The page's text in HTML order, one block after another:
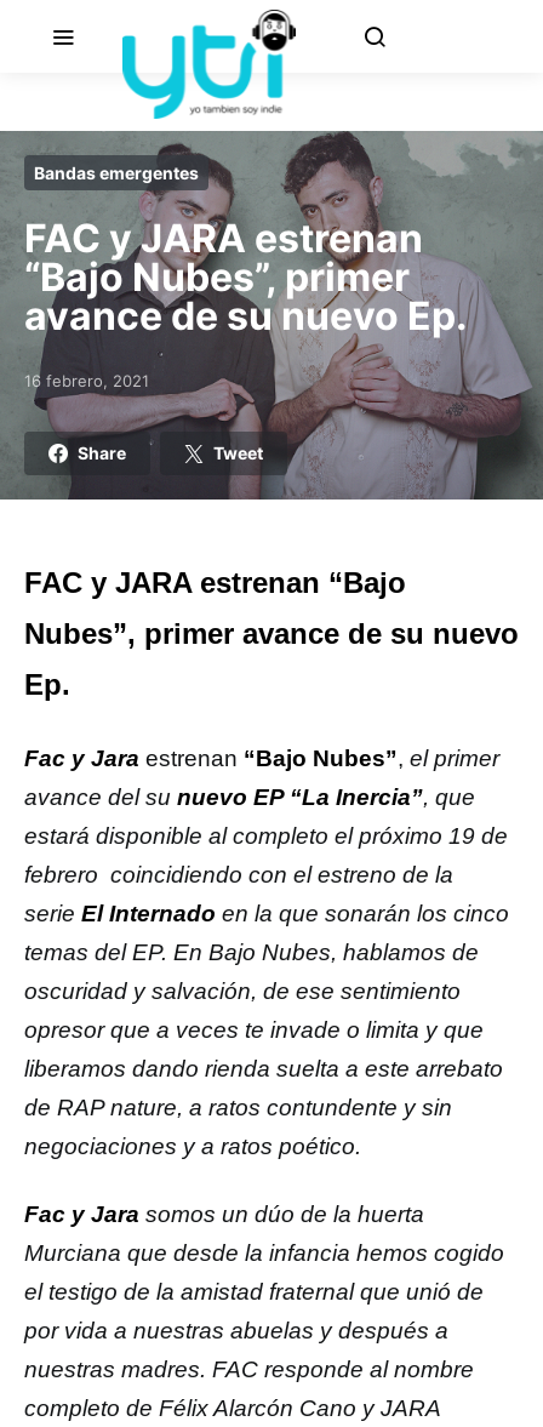
Bandas emergentes
FAC y JARA estrenan
“Bajo Nubes”, primer
avance de su nuevo Ep.
Posted on
16 febrero, 2021
Share Tweet
FAC y JARA estrenan “Bajo
Nubes”, primer avance de su nuevo
Ep.
Fac y Jara estrenan “Bajo Nubes”, el primer
avance del su nuevo EP “La Inercia”, que
estará disponible al completo el próximo 19 de
febrero coincidiendo con el estreno de la
serie El Internado en la que sonarán los cinco
temas del EP. En Bajo Nubes, hablamos de
oscuridad y salvación, de ese sentimiento
opresor que a veces te invade o limita y que
liberamos dando rienda suelta a este arrebato
de RAP nature, a ratos contundente y sin
negociaciones y a ratos poético.
Fac y Jara somos un dúo de la huerta
Murciana que desde la infancia hemos cogido
el testigo de la amistad fraternal que unió de
por vida a nuestras abuelas y después a
nuestras madres. FAC responde al nombre
completo de Félix Alarcón Cano y JARA